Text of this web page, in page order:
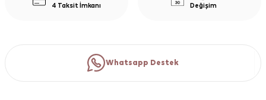
4 Taksit İmkanı
Değişim
Whatsapp Destek